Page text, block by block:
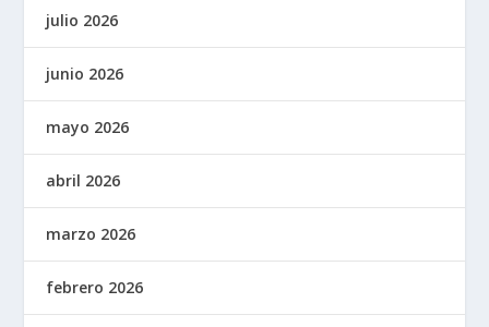
julio 2026
junio 2026
mayo 2026
abril 2026
marzo 2026
febrero 2026